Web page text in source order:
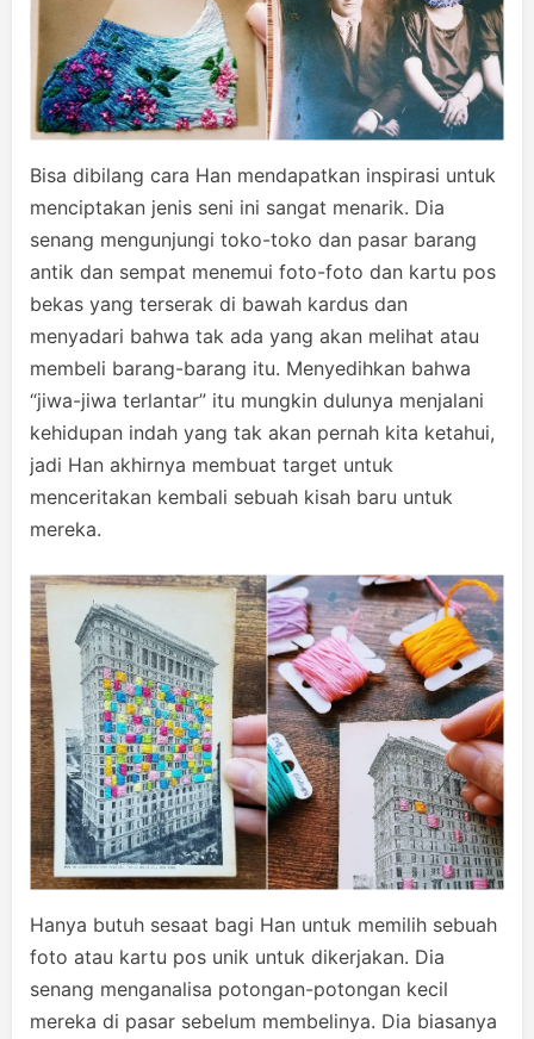
Bisa dibilang cara Han mendapatkan inspirasi untuk
menciptakan jenis seni ini sangat menarik. Dia
senang mengunjungi toko-toko dan pasar barang
antik dan sempat menemui foto-foto dan kartu pos
bekas yang terserak di bawah kardus dan
menyadari bahwa tak ada yang akan melihat atau
membeli barang-barang itu. Menyedihkan bahwa
“jiwa-jiwa terlantar” itu mungkin dulunya menjalani
kehidupan indah yang tak akan pernah kita ketahui,
jadi Han akhirnya membuat target untuk
menceritakan kembali sebuah kisah baru untuk
mereka.
Hanya butuh sesaat bagi Han untuk memilih sebuah
foto atau kartu pos unik untuk dikerjakan. Dia
senang menganalisa potongan-potongan kecil
mereka di pasar sebelum membelinya. Dia biasanya